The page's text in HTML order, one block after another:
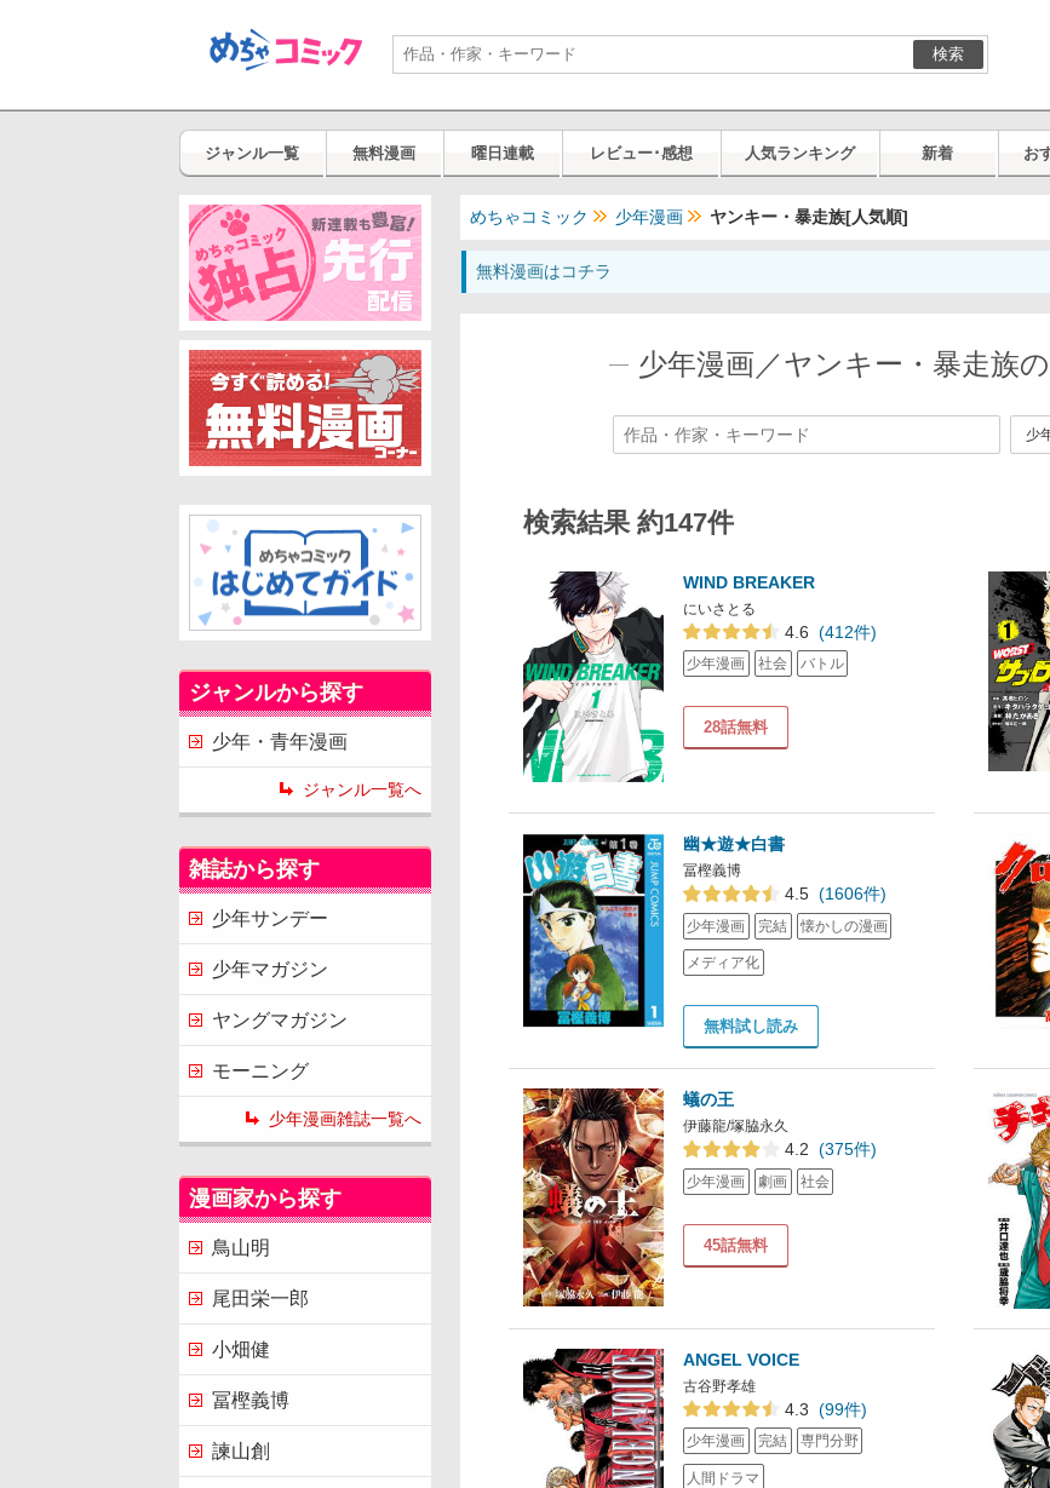
検索
ジャンル一覧 無料漫画 曜日連載 レビュー･感想 人気ランキング 新着 お
めちゃコミック 少年漫画 ヤンキー・暴走族[人気順]
無料漫画はコチラ
少年漫画／ヤンキー・暴走族
検索結果 約147件
WIND BREAKER
にいさとる
4.6 (412件)
少年漫画 社会 バトル
28話無料
幽★遊★白書
冨樫義博
4.5 (1606件)
少年漫画 完結 懐かしの漫画
メディア化
無料試し読み
蟻の王
伊藤龍/塚脇永久
4.2 (375件)
少年漫画 劇画 社会
45話無料
ANGEL VOICE
古谷野孝雄
4.3 (99件)
少年漫画 完結 専門分野
人間ドラマ
ジャンルから探す
少年・青年漫画
ジャンル一覧へ
雑誌から探す
少年サンデー
少年マガジン
ヤングマガジン
モーニング
少年漫画雑誌一覧へ
漫画家から探す
鳥山明
尾田栄一郎
小畑健
冨樫義博
諫山創